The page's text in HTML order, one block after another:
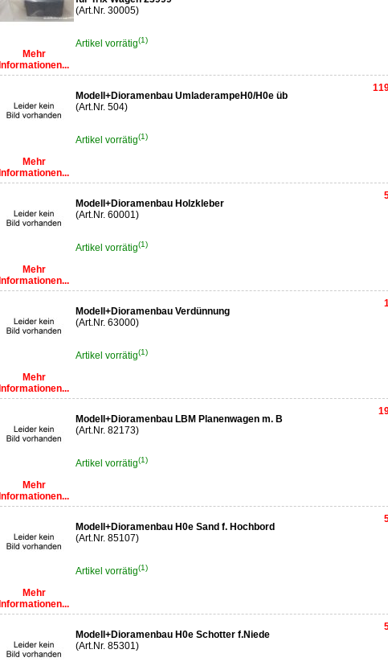
Mehr
Informationen...
(Art.Nr. 30005)
Artikel vorrätig(1)
Mehr
Informationen...
Modell+Dioramenbau UmladerampeH0/H0e üb
(Art.Nr. 504)
Artikel vorrätig(1)
Mehr
Informationen...
Modell+Dioramenbau Holzkleber
(Art.Nr. 60001)
Artikel vorrätig(1)
Mehr
Informationen...
Modell+Dioramenbau Verdünnung
(Art.Nr. 63000)
Artikel vorrätig(1)
Mehr
Informationen...
Modell+Dioramenbau LBM Planenwagen m. B
(Art.Nr. 82173)
Artikel vorrätig(1)
Mehr
Informationen...
Modell+Dioramenbau H0e Sand f. Hochbord
(Art.Nr. 85107)
Artikel vorrätig(1)
Modell+Dioramenbau H0e Schotter f.Niede
(Art.Nr. 85301)